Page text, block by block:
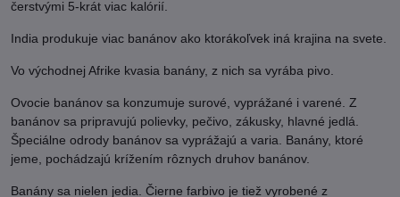
čerstvými 5-krát viac kalórií.
India produkuje viac banánov ako ktorákoľvek iná krajina na svete.
Vo východnej Afrike kvasia banány, z nich sa vyrába pivo.
Ovocie banánov sa konzumuje surové, vyprážané i varené. Z
banánov sa pripravujú polievky, pečivo, zákusky, hlavné jedlá.
Špeciálne odrody banánov sa vyprážajú a varia. Banány, ktoré
jeme, pochádzajú krížením rôznych druhov banánov.
Banány sa nielen jedia. Čierne farbivo je tiež vyrobené z